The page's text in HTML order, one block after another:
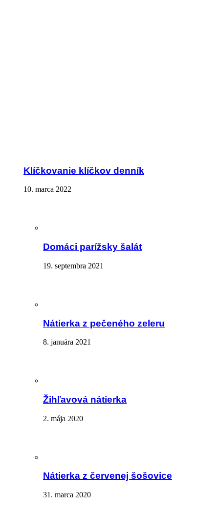
Klíčkovanie klíčkov denník
10. marca 2022
Domáci parížsky šalát
19. septembra 2021
Nátierka z pečeného zeleru
8. januára 2021
Žihľavová nátierka
2. mája 2020
Nátierka z červenej šošovice
31. marca 2020